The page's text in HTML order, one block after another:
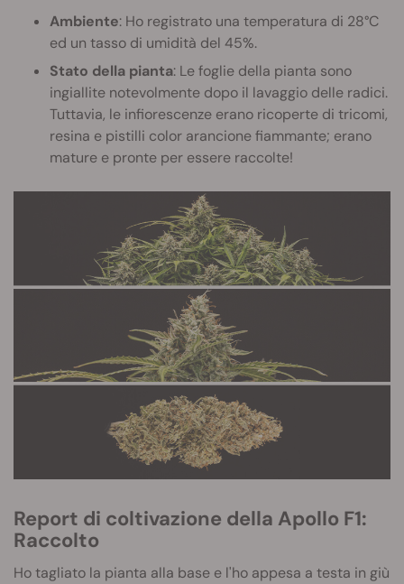
Ambiente: Ho registrato una temperatura di 28°C
ed un tasso di umidità del 45%.
Stato della pianta: Le foglie della pianta sono
ingiallite notevolmente dopo il lavaggio delle radici.
Tuttavia, le infiorescenze erano ricoperte di tricomi,
resina e pistilli color arancione fiammante; erano
mature e pronte per essere raccolte!
Report di coltivazione della Apollo F1:
Raccolto
Ho tagliato la pianta alla base e l'ho appesa a testa in giù